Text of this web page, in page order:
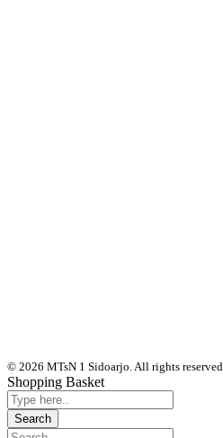
© 2026 MTsN 1 Sidoarjo. All rights reserved.
Shopping Basket